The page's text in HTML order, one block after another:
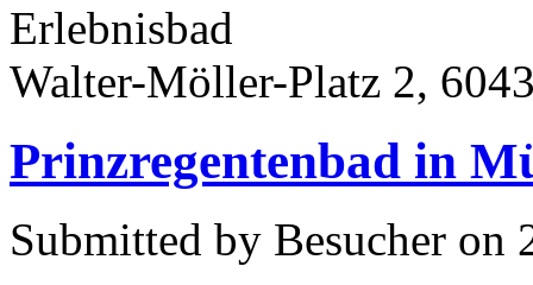
Erlebnisbad
Walter-Möller-Platz 2,
Prinzregentenbad in
Submitted by Besucher on